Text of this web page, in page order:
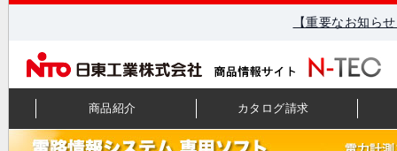
【重要なお知ら
商品紹介 カタログ請求